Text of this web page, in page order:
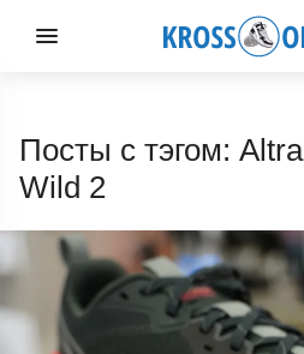
Посты с тэгом:
Wild 2